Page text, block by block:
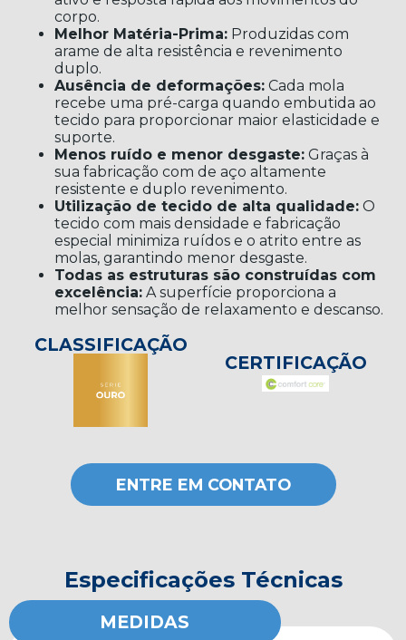
corpo.
Melhor Matéria-Prima: Produzidas com
arame de alta resistência e revenimento
duplo.
Ausência de deformações: Cada mola
recebe uma pré-carga quando embutida ao
tecido para proporcionar maior elasticidade e
suporte.
Menos ruído e menor desgaste: Graças à
sua fabricação com de aço altamente
resistente e duplo revenimento.
Utilização de tecido de alta qualidade: O
tecido com mais densidade e fabricação
especial minimiza ruídos e o atrito entre as
molas, garantindo menor desgaste.
Todas as estruturas são construídas com
excelência: A superfície proporciona a
melhor sensação de relaxamento e descanso.
CLASSIFICAÇÃO
CERTIFICAÇÃO
ENTRE EM CONTATO
Especificações Técnicas
MEDIDAS